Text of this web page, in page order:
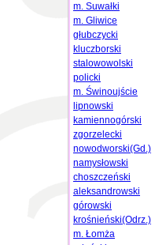
m. Suwałki
m. Gliwice
głubczycki
kluczborski
stalowowolski
policki
m. Świnoujście
lipnowski
kamiennogórski
zgorzelecki
nowodworski(Gd.)
namysłowski
choszczeński
aleksandrowski
górowski
krośnieński(Odrz.)
m. Łomża